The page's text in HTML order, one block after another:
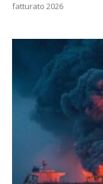
fatturato 2026